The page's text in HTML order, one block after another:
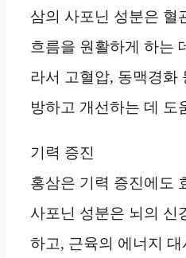
삼의 사포닌 성분은 혈
흐름을 원활하게 하는
라서 고혈압, 동맥경화
방하고 개선하는 데 도
기력 증진
홍삼은 기력 증진에도
사포닌 성분은 뇌의 신
하고, 근육의 에너지